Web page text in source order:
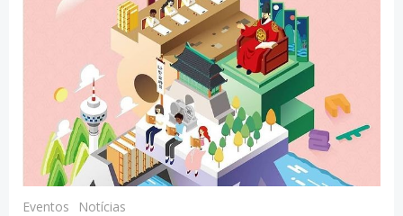
Eventos Notícias